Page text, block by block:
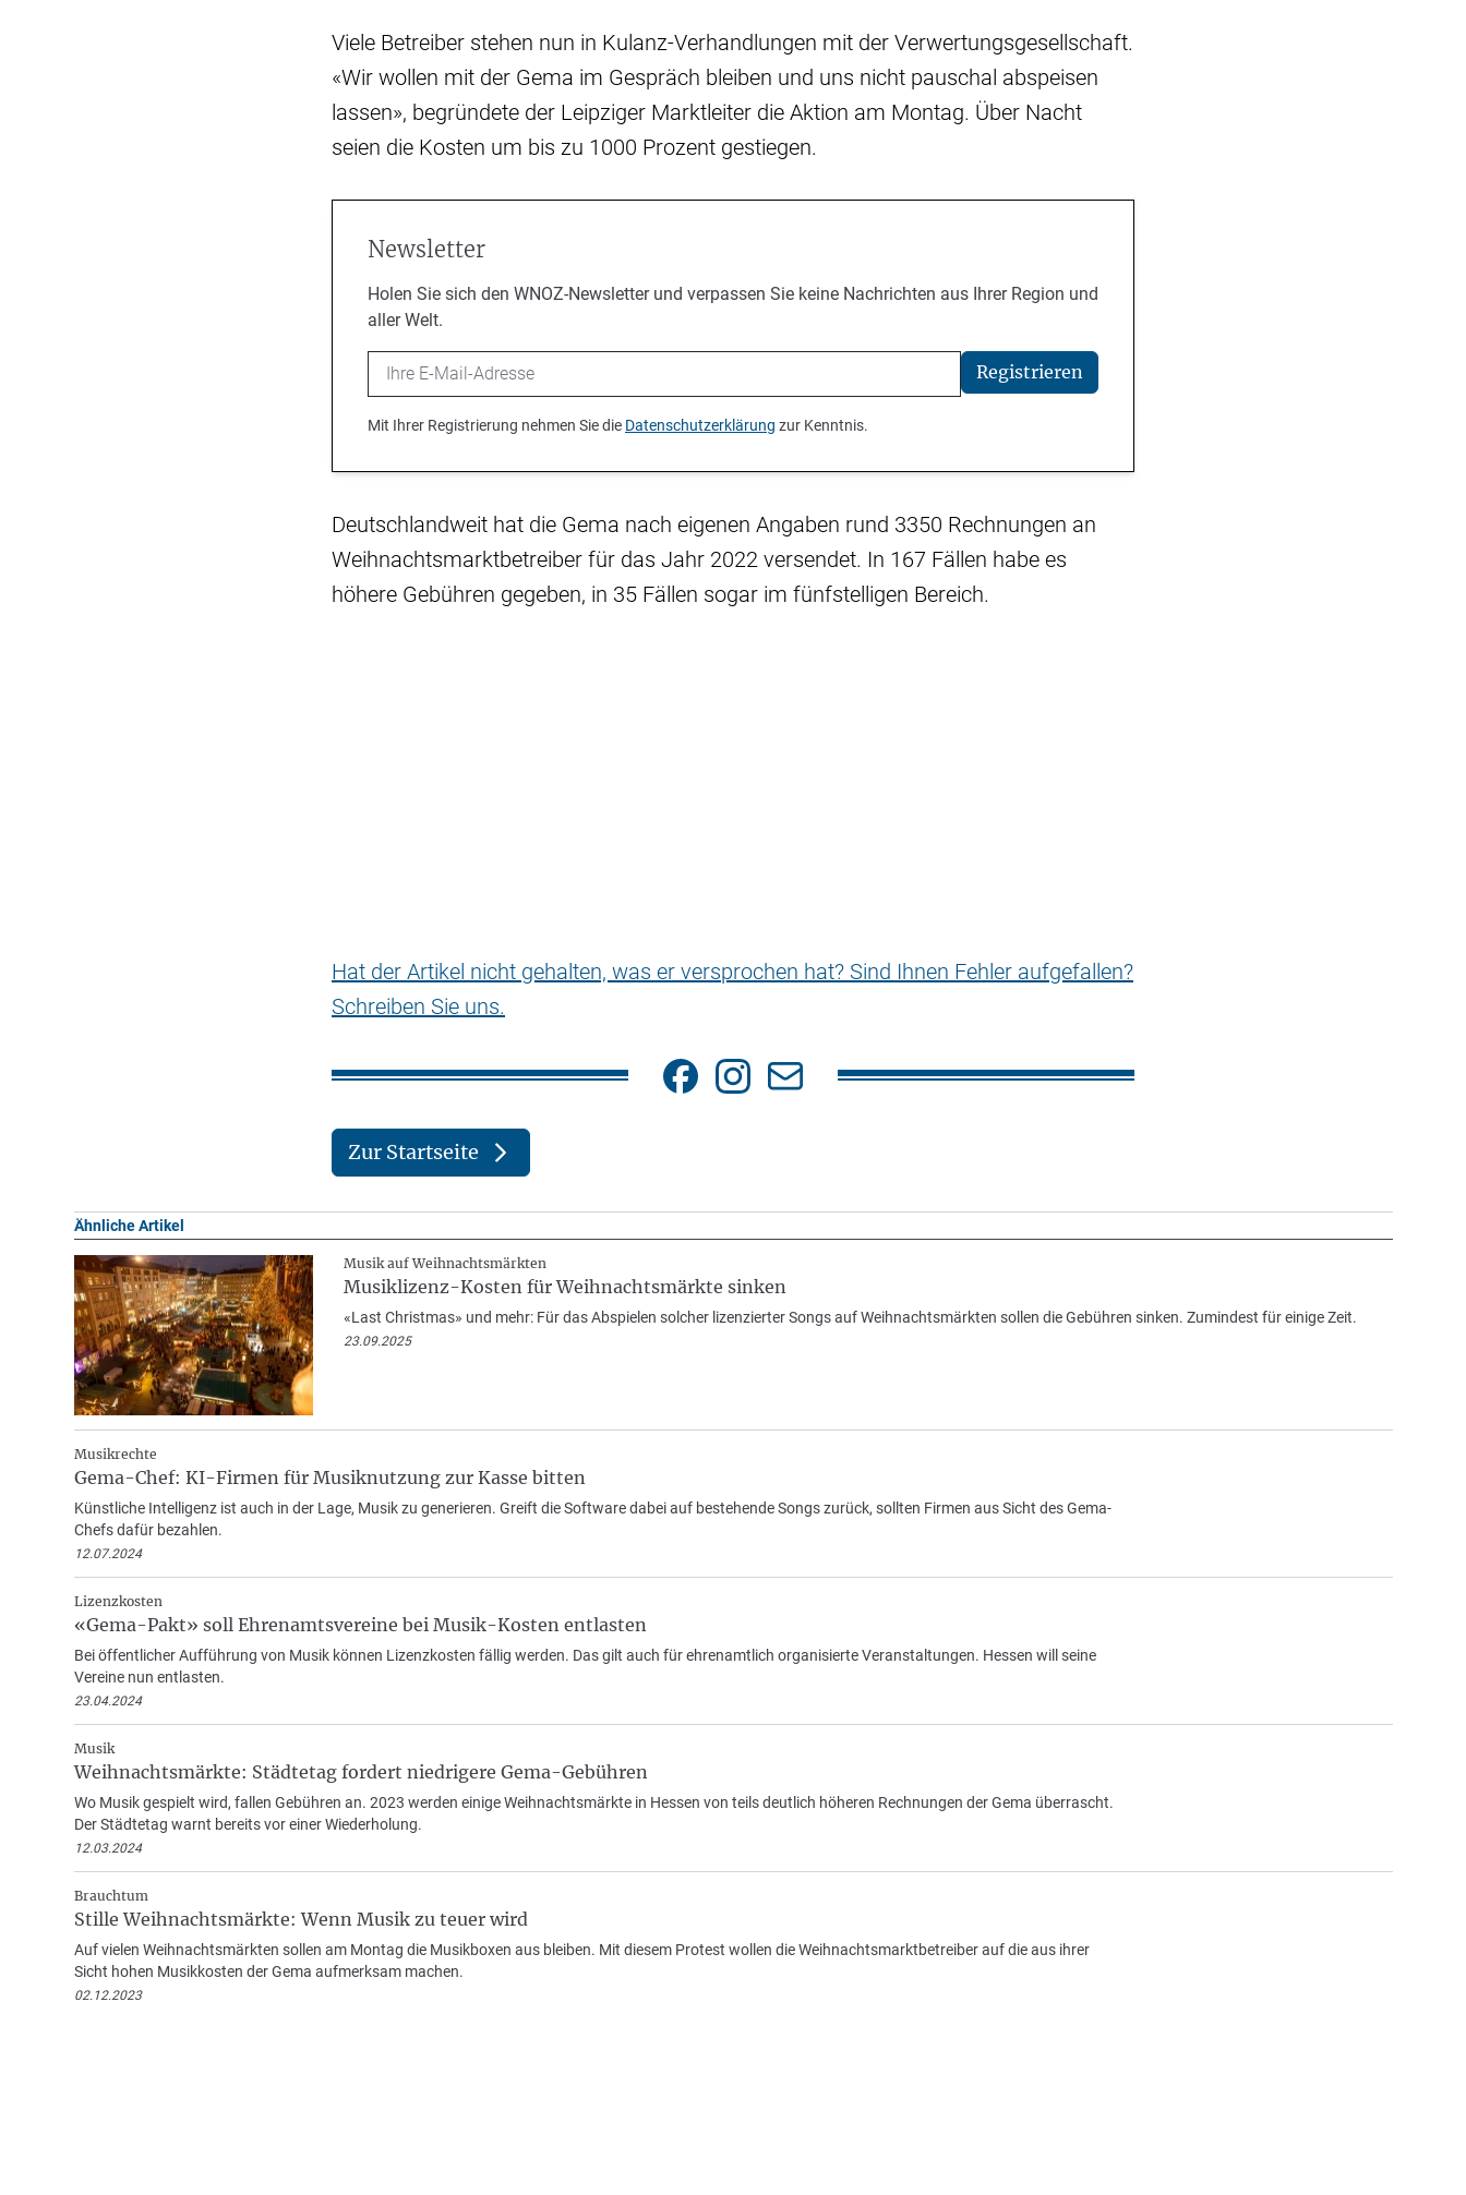
Viele Betreiber stehen nun in Kulanz-Verhandlungen mit der Verwertungsgesellschaft.
«Wir wollen mit der Gema im Gespräch bleiben und uns nicht pauschal abspeisen
lassen», begründete der Leipziger Marktleiter die Aktion am Montag. Über Nacht
seien die Kosten um bis zu 1000 Prozent gestiegen.
Newsletter
Holen Sie sich den WNOZ-Newsletter und verpassen Sie keine Nachrichten aus Ihrer Region und
aller Welt.
Email Registrieren
Mit Ihrer Registrierung nehmen Sie die Datenschutzerklärung zur Kenntnis.
Deutschlandweit hat die Gema nach eigenen Angaben rund 3350 Rechnungen an
Weihnachtsmarktbetreiber für das Jahr 2022 versendet. In 167 Fällen habe es
höhere Gebühren gegeben, in 35 Fällen sogar im fünfstelligen Bereich.
Hat der Artikel nicht gehalten, was er versprochen hat? Sind Ihnen Fehler aufgefallen?
Schreiben Sie uns.
Zur Startseite
Ähnliche Artikel
Musik auf Weihnachtsmärkten
Musiklizenz-Kosten für Weihnachtsmärkte sinken
«Last Christmas» und mehr: Für das Abspielen solcher lizenzierter Songs auf Weihnachtsmärkten sollen die Gebühren sinken. Zumindest für einige Zeit.
23.09.2025
Musikrechte
Gema-Chef: KI-Firmen für Musiknutzung zur Kasse bitten
Künstliche Intelligenz ist auch in der Lage, Musik zu generieren. Greift die Software dabei auf bestehende Songs zurück, sollten Firmen aus Sicht des Gema-
Chefs dafür bezahlen.
12.07.2024
Lizenzkosten
«Gema-Pakt» soll Ehrenamtsvereine bei Musik-Kosten entlasten
Bei öffentlicher Aufführung von Musik können Lizenzkosten fällig werden. Das gilt auch für ehrenamtlich organisierte Veranstaltungen. Hessen will seine
Vereine nun entlasten.
23.04.2024
Musik
Weihnachtsmärkte: Städtetag fordert niedrigere Gema-Gebühren
Wo Musik gespielt wird, fallen Gebühren an. 2023 werden einige Weihnachtsmärkte in Hessen von teils deutlich höheren Rechnungen der Gema überrascht.
Der Städtetag warnt bereits vor einer Wiederholung.
12.03.2024
Brauchtum
Stille Weihnachtsmärkte: Wenn Musik zu teuer wird
Auf vielen Weihnachtsmärkten sollen am Montag die Musikboxen aus bleiben. Mit diesem Protest wollen die Weihnachtsmarktbetreiber auf die aus ihrer
Sicht hohen Musikkosten der Gema aufmerksam machen.
02.12.2023